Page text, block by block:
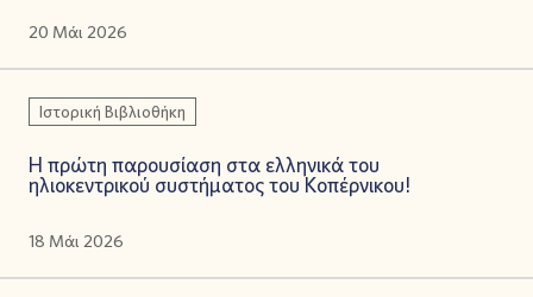
20 Μάι 2026
Ιστορική Βιβλιοθήκη
Η πρώτη παρουσίαση στα ελληνικά του
ηλιοκεντρικού συστήματος του Κοπέρνικου!
18 Μάι 2026